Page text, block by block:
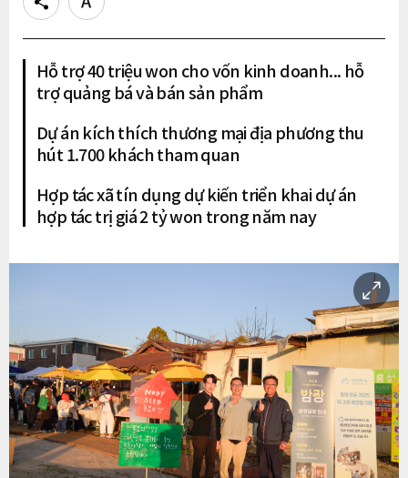
Share
Text
size
Hỗ trợ 40 triệu won cho vốn kinh doanh... hỗ
trợ quảng bá và bán sản phẩm
Dự án kích thích thương mại địa phương thu
hút 1.700 khách tham quan
Hợp tác xã tín dụng dự kiến triển khai dự án
hợp tác trị giá 2 tỷ won trong năm nay